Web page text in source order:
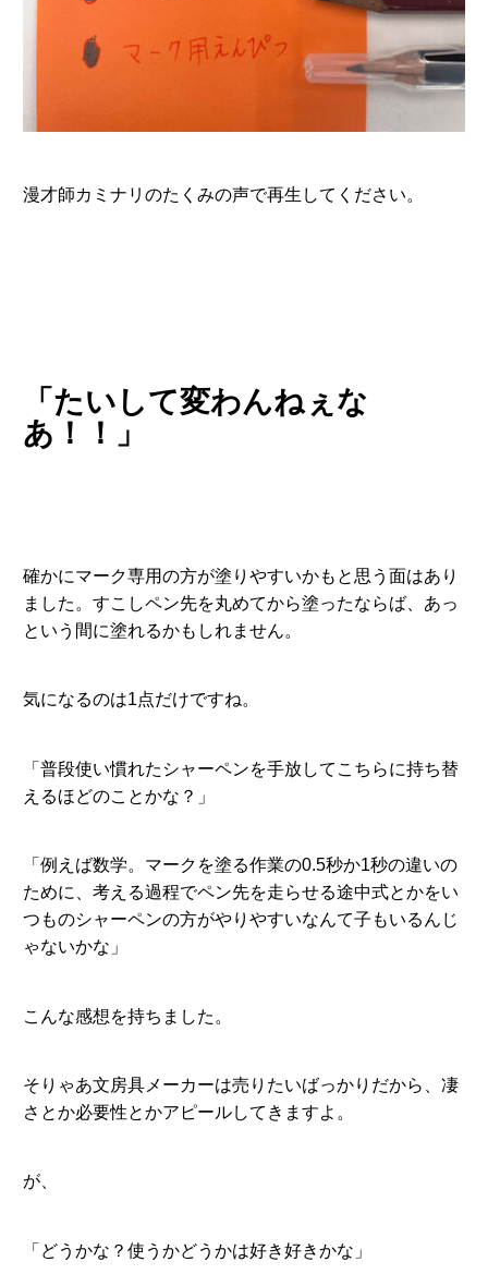
漫才師カミナリのたくみの声で再生してください。
「たいして変わんねぇな
あ！！」
確かにマーク専用の方が塗りやすいかもと思う面はあり
ました。すこしペン先を丸めてから塗ったならば、あっ
という間に塗れるかもしれません。
気になるのは1点だけですね。
「普段使い慣れたシャーペンを手放してこちらに持ち替
えるほどのことかな？」
「例えば数学。マークを塗る作業の0.5秒か1秒の違いの
ために、考える過程でペン先を走らせる途中式とかをい
つものシャーペンの方がやりやすいなんて子もいるんじ
ゃないかな」
こんな感想を持ちました。
そりゃあ文房具メーカーは売りたいばっかりだから、凄
さとか必要性とかアピールしてきますよ。
が、
「どうかな？使うかどうかは好き好きかな」